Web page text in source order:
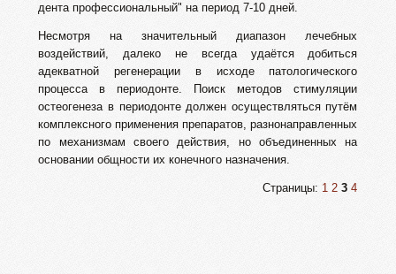
дента профессиональный" на период 7-10 дней.
Несмотря на значительный диапазон лечебных
воздействий, далеко не всегда удаётся добиться
адекватной регенерации в исходе патологического
процесса в периодонте. Поиск методов стимуляции
остеогенеза в периодонте должен осуществляться путём
комплексного применения препаратов, разнонаправленных
по механизмам своего действия, но объединенных на
основании общности их конечного назначения.
Страницы: 1 2 3 4